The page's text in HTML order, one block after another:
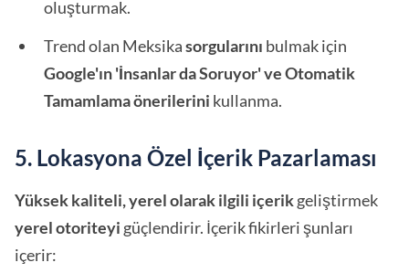
oluşturmak.
Trend olan Meksikasorgularını bulmak için
Google'ın 'İnsanlar da Soruyor' ve Otomatik
Tamamlama önerilerini kullanma.
5. Lokasyona Özel İçerik Pazarlaması
Yüksek kaliteli, yerel olarak ilgili içerikgeliştirmek
yerel otoriteyi güçlendirir. İçerik fikirleri şunları
içerir: